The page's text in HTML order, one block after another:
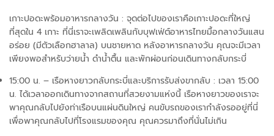
เกาะปอดะพร้อมอาหารกลางวัน : จุดต่อไปของเราคือเกาะปอดะที่ใหญ่
ที่สุดใน 4 เกาะ ที่นี่เราจะเพลิดเพลินกับบุฟเฟ่ต์อาหารไทยมื้อกลางวันแสน
อร่อย (มีตัวเลือกฮาลาล) บนชายหาด หลังอาหารกลางวัน คุณจะมีเวลา
เพียงพอสำหรับว่ายน้ำ ดำน้ำตื้น และพักผ่อนก่อนเดินทางกลับกระบี่
15:00 น. – เรือหางยาวกลับกระบี่และบริการรับส่งขากลับ : เวลา 15:00
น. ได้เวลาออกเดินทางจากสถานที่สวยงามแห่งนี้ เรือหางยาวของเราจะ
พาคุณกลับไปยังท่าเรือบนแผ่นดินใหญ่ คนขับรถของเรากำลังรออยู่ที่นี่
เพื่อพาคุณกลับไปที่โรงแรมของคุณ คุณควรมาถึงที่นั่นไม่เกิน